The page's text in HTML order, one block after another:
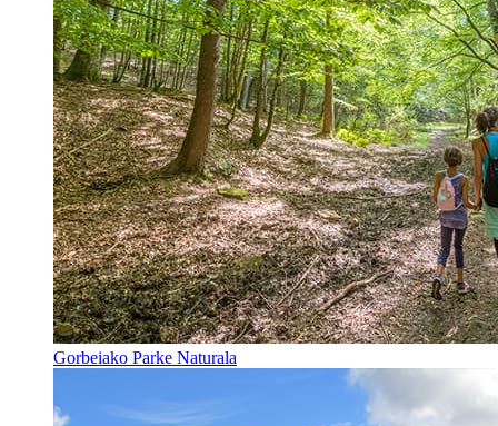
Gorbeiako Parke Naturala